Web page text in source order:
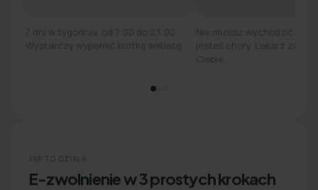
7 dni w tygodniu, od 7:00 do 23:00.
Wystarczy wypełnić krótką ankietę.
Nie musisz wychodzić z
jesteś chory. Lekarz
Ciebie.
JAK TO DZIAŁA
E-zwolnienie w 3 prostych krokach